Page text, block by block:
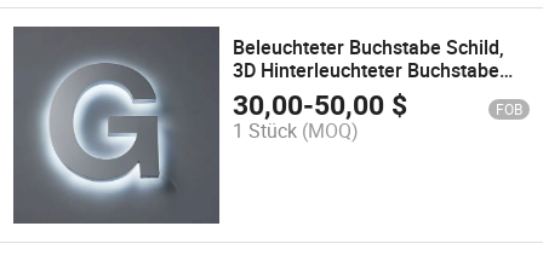
Beleuchteter Buchstabe Schild,
3D Hinterleuchteter Buchstabe
Schild, Auffällige Hotel LED
Anzeige
30,00-50,00 $ FOB
1 Stück (MOQ)